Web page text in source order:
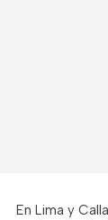
En Lima y